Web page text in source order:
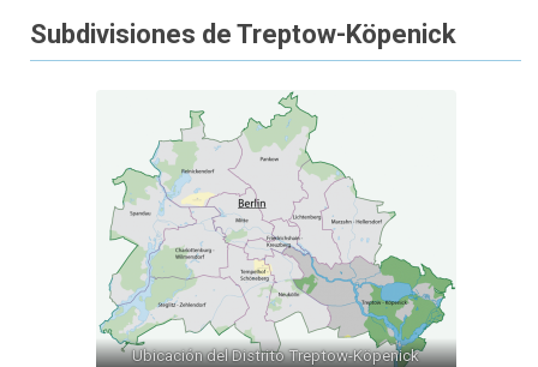
Subdivisiones de Treptow-Köpenick
Ubicación del Distrito Treptow-Köpenick